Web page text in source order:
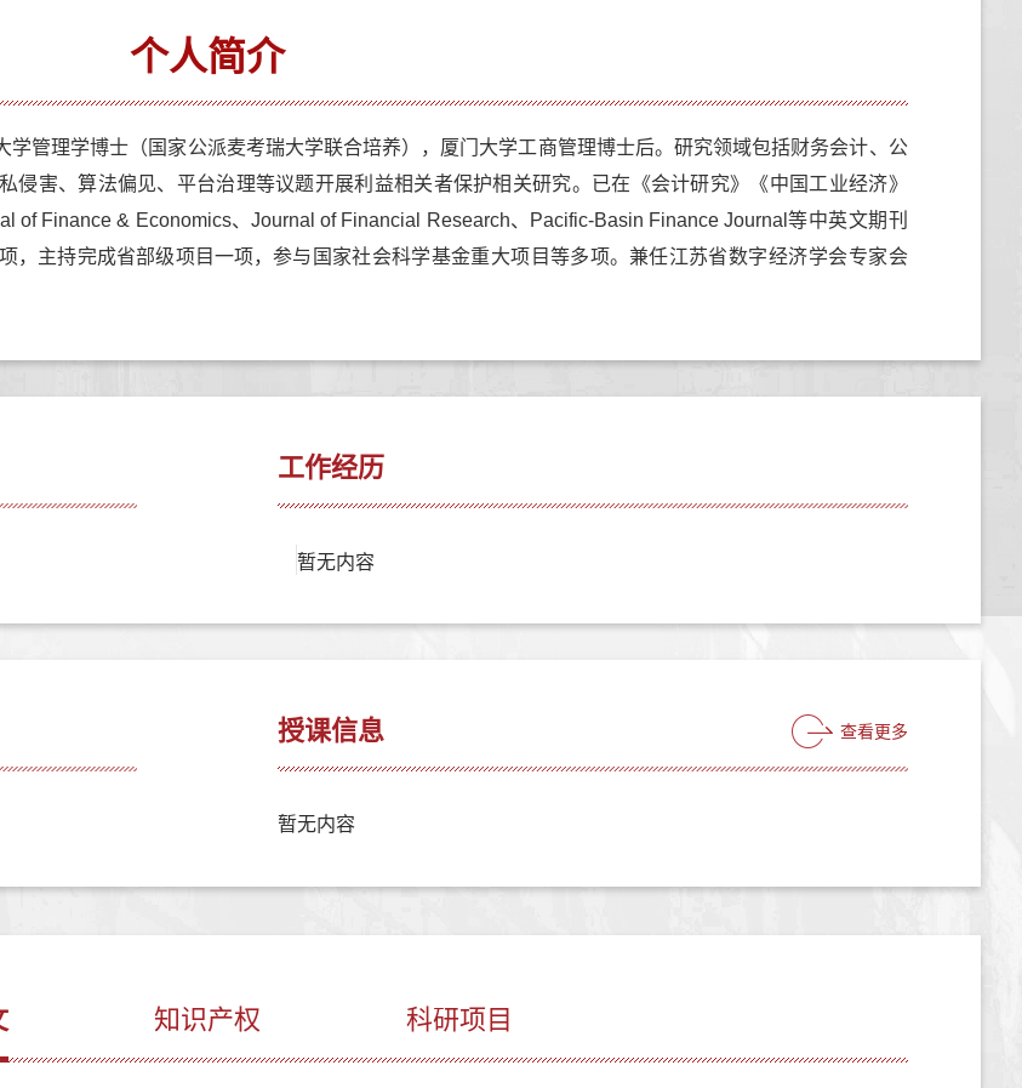
个人简介
管理学博士（国家公派麦考瑞大学联合培养），厦门大学工商管理博士后。研究领域包括财务会计、公
侵害、算法偏见、平台治理等议题开展利益相关者保护相关研究。已在《会计研究》《中国工业经济》
of Finance & Economics、 Journal of Financial Research、 Pacific-Basin Finance Journal 等中英文期刊
，主持完成省部级项目一项，参与国家社会科学基金重大项目等多项。 兼任江苏省数字经济学会专家会
工作经历
暂无内容
授课信息 查看更多
暂无内容
知识产权 科研项目